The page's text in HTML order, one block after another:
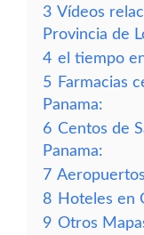
3 Vídeos
Provincia de
4 el tiempo
5 Farmacias
Panama:
6 Centos de
Panama:
7
8 Hoteles en
9 Otros